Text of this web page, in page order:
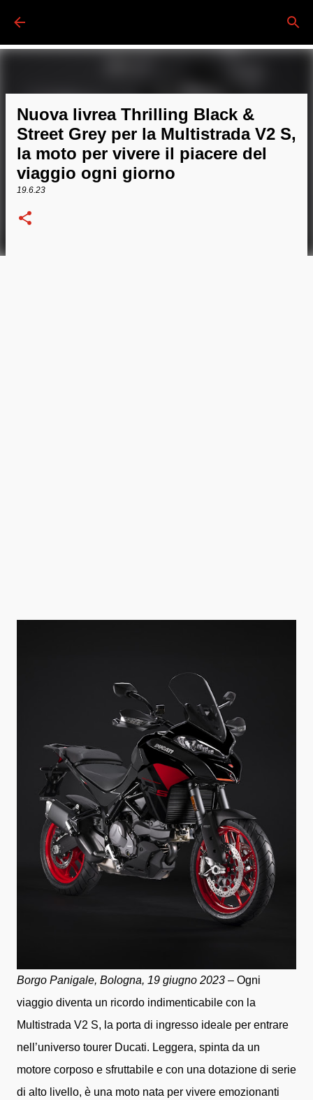
Nuova livrea Thrilling Black &
Street Grey per la Multistrada V2 S,
la moto per vivere il piacere del
viaggio ogni giorno
19.6.23
Borgo Panigale, Bologna, 19 giugno 2023 – Ogni
viaggio diventa un ricordo indimenticabile con la
Multistrada V2 S, la porta di ingresso ideale per entrare
nell’universo tourer Ducati. Leggera, spinta da un
motore corposo e sfruttabile e con una dotazione di serie
di alto livello, è una moto nata per vivere emozionanti